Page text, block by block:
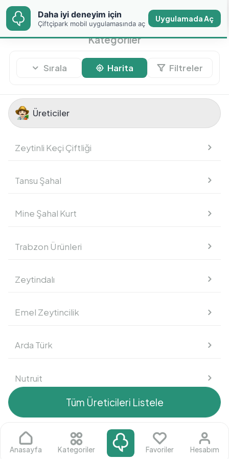
Daha iyi deneyim için
Çiftçipark mobil
uygulamasında aç
Uygulamada Aç
Kategoriler
Sırala Harita Filtreler
Üreticiler
Üreticiler
Zeytinli Keçi Çiftliği
Tansu Şahal
Mine Şahal Kurt
Trabzon Ürünleri
Zeytindalı
Emel Zeytincilik
Arda Türk
Nutruit
Arif Çakır
Tüm Üreticileri Listele
Meyve
Sebze
Anasayfa Kategoriler Favoriler Hesabım
Daha iyi deneyim için
Çiftçipark mobil uygulamasında aç
Uygulamada Aç